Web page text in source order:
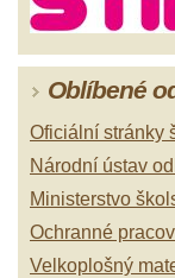
Oblíbené
Oficiální stránky
Národní ústav
Ministerstvo
Ochranné
Velkoplošný